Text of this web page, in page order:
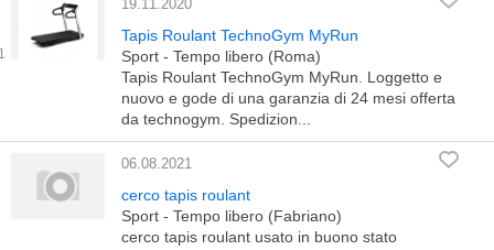
19.11.2020
Tapis Roulant TechnoGym MyRun
Sport - Tempo libero (Roma)
Tapis Roulant TechnoGym MyRun. Loggetto e
nuovo e gode di una garanzia di 24 mesi offerta
da technogym. Spedizion...
06.08.2021
cerco tapis roulant
Sport - Tempo libero (Fabriano)
cerco tapis roulant usato in buono stato